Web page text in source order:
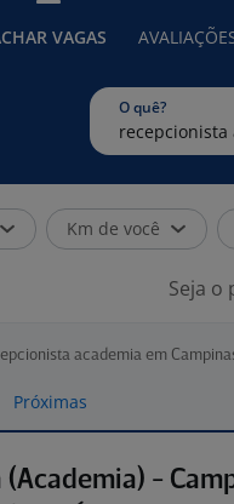
VAGAS
O quê?
Km de você
Seja o
academia em
Próximas
(Academia) -